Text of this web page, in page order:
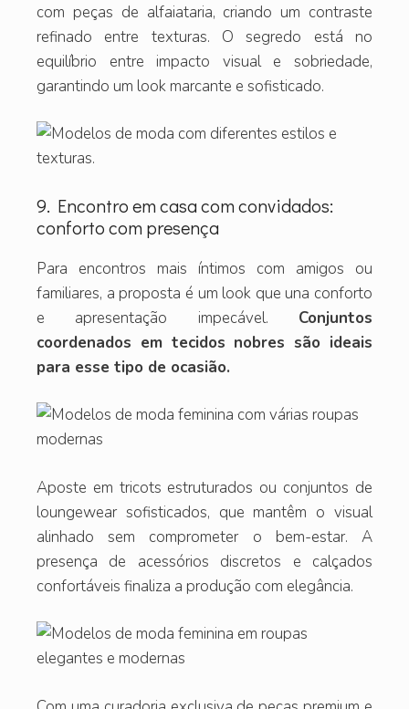
com peças de alfaiataria, criando um contraste
refinado entre texturas. O segredo está no
equilíbrio entre impacto visual e sobriedade,
garantindo um look marcante e sofisticado.
9. Encontro em casa com convidados:
conforto com presença
Para encontros mais íntimos com amigos ou
familiares, a proposta é um look que una conforto
e apresentação impecável. Conjuntos
coordenados em tecidos nobres são ideais
para esse tipo de ocasião.
Aposte em tricots estruturados ou conjuntos de
loungewear sofisticados, que mantêm o visual
alinhado sem comprometer o bem-estar. A
presença de acessórios discretos e calçados
confortáveis finaliza a produção com elegância.